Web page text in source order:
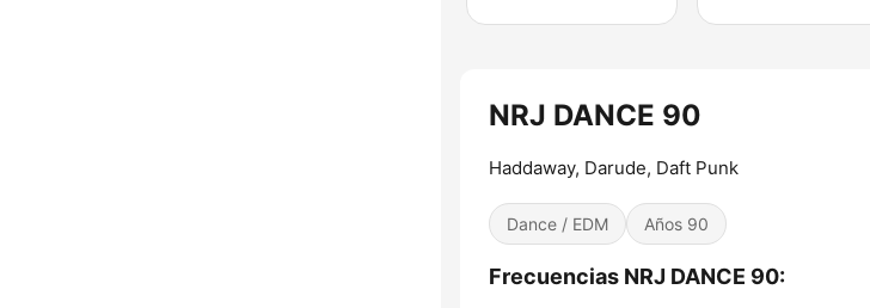
NRJ DANCE 90
Haddaway, Darude, Daft Punk
Dance / EDM Años 90
Frecuencias NRJ DANCE 90: